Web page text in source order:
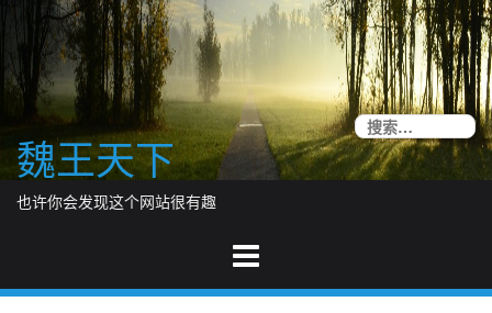
content
魏王天下
也许你会发现这个网站很有趣
搜